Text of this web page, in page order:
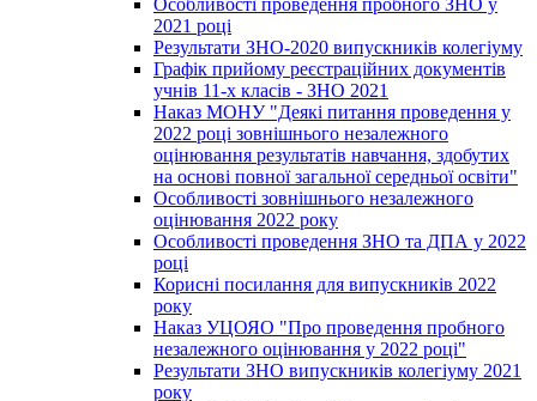
Особливості проведення пробного ЗНО у
2021 році
Результати ЗНО-2020 випускників колегіуму
Графік прийому реєстраційних документів
учнів 11-х класів - ЗНО 2021
Наказ МОНУ "Деякі питання проведення у
2022 році зовнішнього незалежного
оцінювання результатів навчання, здобутих
на основі повної загальної середньої освіти"
Особливості зовнішнього незалежного
оцінювання 2022 року
Особливості проведення ЗНО та ДПА у 2022
році
Корисні посилання для випускників 2022
року
Наказ УЦОЯО "Про проведення пробного
незалежного оцінювання у 2022 році"
Результати ЗНО випускників колегіуму 2021
року